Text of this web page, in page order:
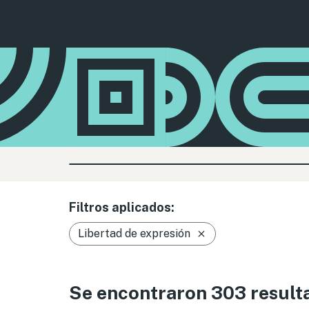
Filtros aplicados:
Libertad de expresión
Se encontraron 303